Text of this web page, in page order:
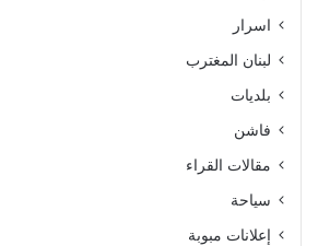
اسرار
لبنان المغترب
بلديات
فاشن
مقالات القراء
سياحة
إعلانات مبوبة